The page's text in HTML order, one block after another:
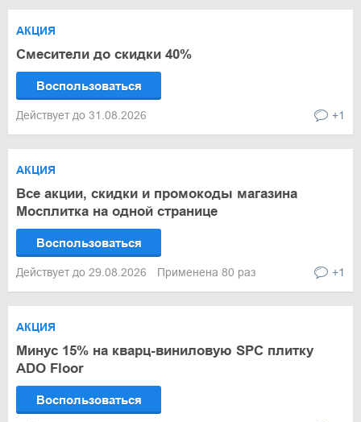
АКЦИЯ
Смесители до скидки 40%
Воспользоваться
Действует до 31.08.2026 +1
АКЦИЯ
Все акции, скидки и промокоды магазина
Мосплитка на одной странице
Воспользоваться
Действует до 29.08.2026 Применена 80 раз +1
АКЦИЯ
Минус 15% на кварц-виниловую SPC плитку
ADO Floor
Воспользоваться